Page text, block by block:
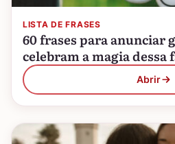
LISTA DE FRASES
60 frases para anunciar
celebram a magia dessa
Abrir